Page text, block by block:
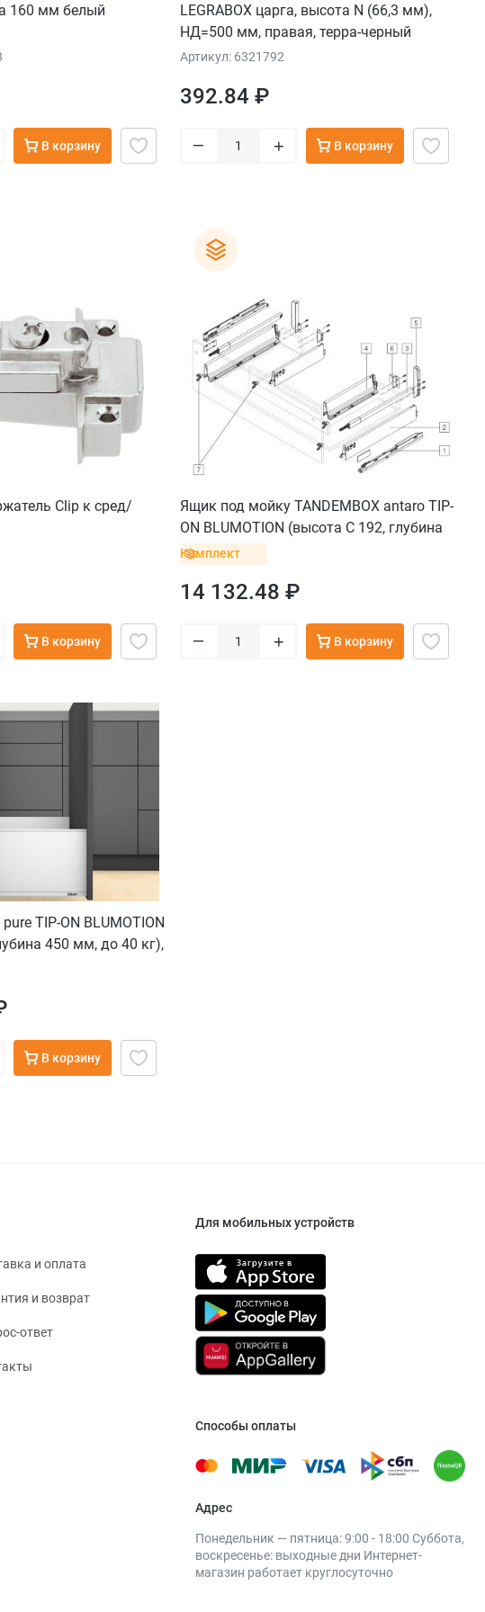
160 мм белый
В корзину
LEGRABOX царга, высота N (66,3 мм),
НД=500 мм, правая, терра-черный
Артикул: 6321792
392.84 ₽
– + В корзину
Clip к сред/
В корзину
Ящик под мойку TANDEMBOX antaro TIP-
ON BLUMOTION (высота C 192, глубина
450 мм, от 10 до 30 кг), крепление
саморез, серый орион
Комплект
14 132.48 ₽
– + В корзину
TIP-ON BLUMOTION
450 мм, до 40 кг),
белый шелк
В корзину
и оплата
и возврат
ответ
Для мобильных устройств
Способы оплаты
Адрес
Понедельник — пятница: 9:00 - 18:00 Суббота,
воскресенье: выходные дни Интернет-
магазин работает круглосуточно